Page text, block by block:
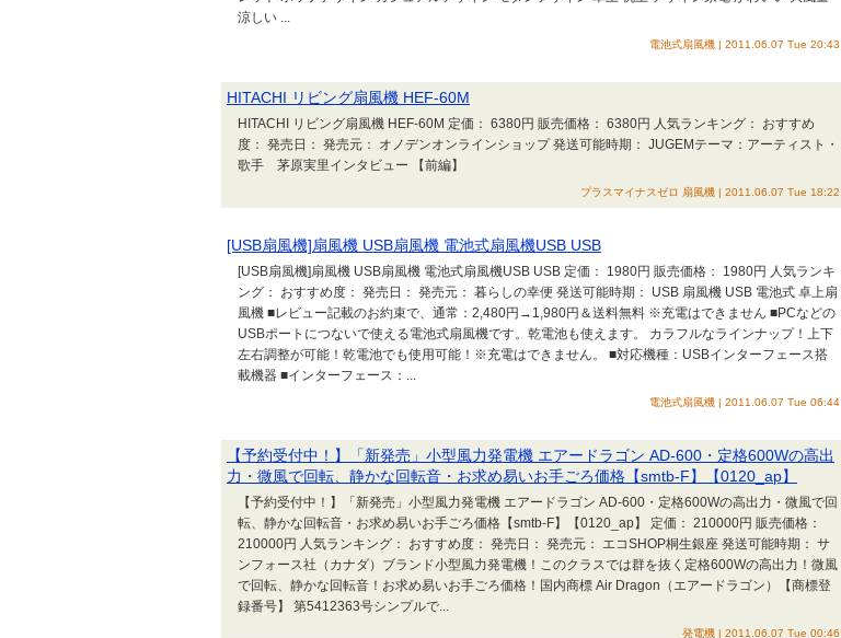
涼しい ...
電池式扇風機 | 2011.06.07 Tue 20:43
HITACHI リビング扇風機 HEF-60M
HITACHI リビング扇風機 HEF-60M 定価： 6380円 販売価格： 6380円 人気ランキング： おすすめ
度： 発売日： 発売元： オノデンオンラインショップ 発送可能時期： JUGEMテーマ：アーティスト・
歌手 茅原実里インタビュー 【前編】
プラスマイナスゼロ 扇風機 | 2011.06.07 Tue 18:22
[USB扇風機]扇風機 USB扇風機 電池式扇風機USB USB
[USB扇風機]扇風機 USB扇風機 電池式扇風機USB USB 定価： 1980円 販売価格： 1980円 人気ランキ
ング： おすすめ度： 発売日： 発売元： 暮らしの幸便 発送可能時期： USB 扇風機 USB 電池式 卓上扇
風機 ■レビュー記載のお約束で、通常：2,480円→1,980円＆送料無料 ※充電はできません ■PCなどの
USBポートにつないで使える電池式扇風機です。乾電池も使えます。 カラフルなラインナップ！上下
左右調整が可能！乾電池でも使用可能！※充電はできません。 ■対応機種：USBインターフェース搭
載機器 ■インターフェース：...
電池式扇風機 | 2011.06.07 Tue 06:44
【予約受付中！】「新発売」小型風力発電機 エアードラゴン AD-600・定格600Wの高出
力・微風で回転、静かな回転音・お求め易いお手ごろ価格【smtb-F】【0120_ap】
【予約受付中！】「新発売」小型風力発電機 エアードラゴン AD-600・定格600Wの高出力・微風で回
転、静かな回転音・お求め易いお手ごろ価格【smtb-F】【0120_ap】 定価： 210000円 販売価格：
210000円 人気ランキング： おすすめ度： 発売日： 発売元： エコSHOP桐生銀座 発送可能時期： サ
ンフォース社（カナダ）ブランド小型風力発電機！このクラスでは群を抜く定格600Wの高出力！微風
で回転、静かな回転音！お求め易いお手ごろ価格！国内商標 Air Dragon（エアードラゴン）【商標登
録番号】 第5412363号シンプルで...
発電機 | 2011.06.07 Tue 00:46